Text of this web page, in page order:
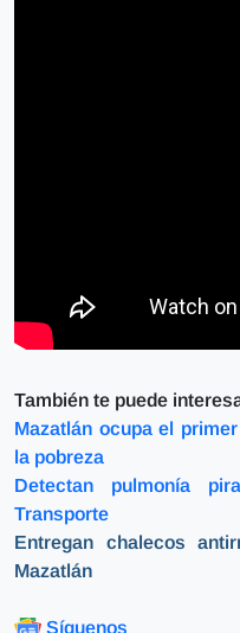
También te puede
Mazatlán ocupa el
la pobreza
Detectan pulmonía
Transporte
Entregan chalecos
Mazatlán
Síguenos